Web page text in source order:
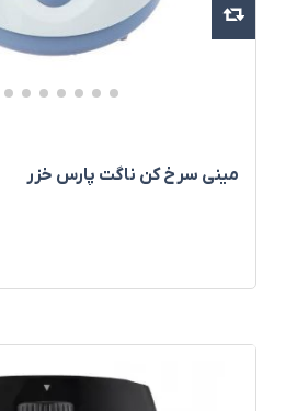
مينی سرخ‌ کن ناگت پارس خزر